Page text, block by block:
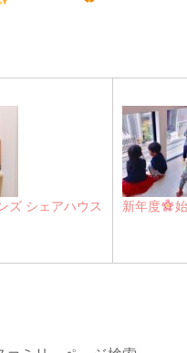
ズ シェアハウス
新年度